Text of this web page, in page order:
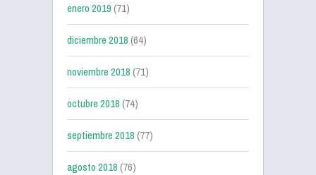
enero 2019(71)
diciembre 2018(64)
noviembre 2018(71)
octubre 2018(74)
septiembre 2018(77)
agosto 2018(76)